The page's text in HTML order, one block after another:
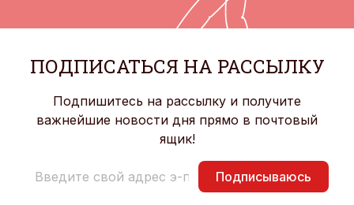
ПОДПИСАТЬСЯ НА РАССЫЛКУ
Подпишитесь на рассылку и получите
важнейшие новости дня прямо в почтовый
ящик!
Подписываюсь